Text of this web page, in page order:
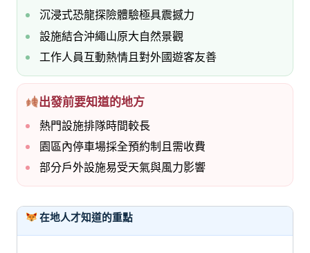
沉浸式恐龍探險體驗極具震撼力
設施結合沖繩山原大自然景觀
工作人員互動熱情且對外國遊客友善
出發前要知道的地方
熱門設施排隊時間較長
園區內停車場採全預約制且需收費
部分戶外設施易受天氣與風力影響
在地人才知道的重點